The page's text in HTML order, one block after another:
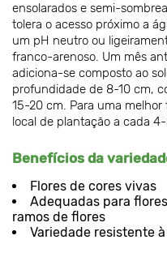
ensolarados e semi-
tolera o acesso próximo a
um pH neutro ou
franco-arenoso. Um mês
adiciona-se composto ao
profundidade de 8-10 cm,
15-20 cm. Para uma
local de plantação a cada
Benefícios da
Flores de cores vivas
Adequadas para
ramos de flores
Variedade resistente